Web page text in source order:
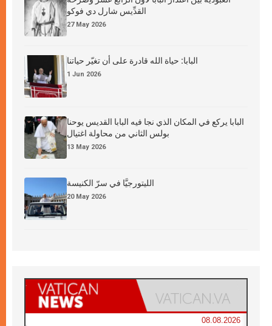
القدِّيس شارل دي فوكو
27 May 2026
البابا: حياة الله قادرة على أن تغيّر حياتنا
1 Jun 2026
البابا يركع في المكان الذي نجا فيه البابا القديس يوحنا
بولس الثاني من محاولة اغتيال
13 May 2026
الليتورجيَّا في سرّ الكنيسة
20 May 2026
08.08.2026